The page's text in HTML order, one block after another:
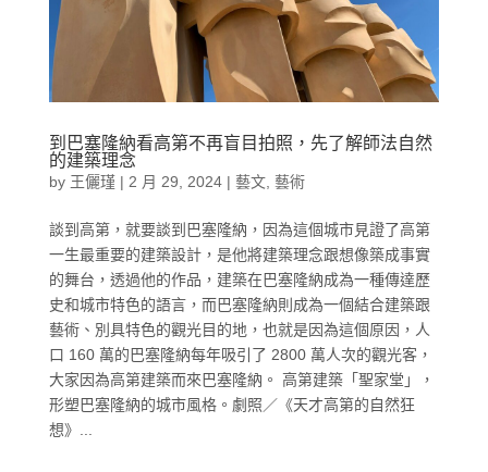
到巴塞隆納看高第不再盲目拍照，先了解師法自然
的建築理念
by 王儷瑾| 2 月 29, 2024| 藝文, 藝術
談到高第，就要談到巴塞隆納，因為這個城市見證了高第
一生最重要的建築設計，是他將建築理念跟想像築成事實
的舞台，透過他的作品，建築在巴塞隆納成為一種傳達歷
史和城市特色的語言，而巴塞隆納則成為一個結合建築跟
藝術、別具特色的觀光目的地，也就是因為這個原因，人
口 160 萬的巴塞隆納每年吸引了 2800 萬人次的觀光客，
大家因為高第建築而來巴塞隆納。 高第建築「聖家堂」，
形塑巴塞隆納的城市風格。劇照／《天才高第的自然狂
想》...